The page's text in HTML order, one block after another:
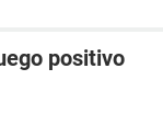
positivo